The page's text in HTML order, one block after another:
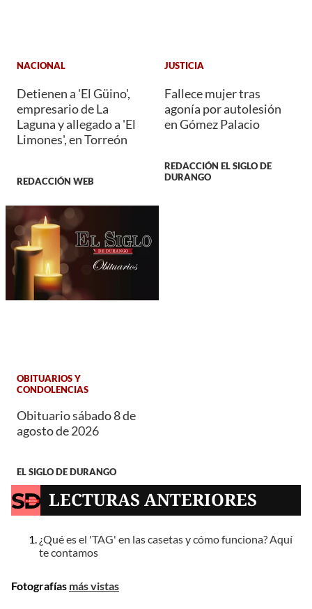
NACIONAL
Detienen a 'El Güino',
empresario de La
Laguna y allegado a 'El
Limones', en Torreón
REDACCIÓN WEB
JUSTICIA
Fallece mujer tras
agonía por autolesión
en Gómez Palacio
REDACCIÓN EL SIGLO DE
DURANGO
OBITUARIOS Y
CONDOLENCIAS
Obituario sábado 8 de
agosto de 2026
EL SIGLO DE DURANGO
LECTURAS ANTERIORES
¿Qué es el 'TAG' en las casetas y cómo funciona? Aquí
te contamos
Fotografías más vistas